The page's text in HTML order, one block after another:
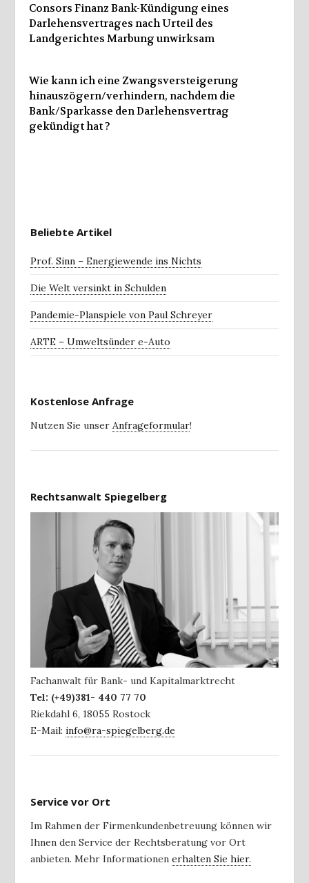
Consors Finanz Bank-Kündigung eines
Darlehensvertrages nach Urteil des
Landgerichtes Marbung unwirksam
Wie kann ich eine Zwangsversteigerung
hinauszögern/verhindern, nachdem die
Bank/Sparkasse den Darlehensvertrag
gekündigt hat ?
Beliebte Artikel
Prof. Sinn – Energiewende ins Nichts
Die Welt versinkt in Schulden
Pandemie-Planspiele von Paul Schreyer
ARTE – Umweltsünder e-Auto
Kostenlose Anfrage
Nutzen Sie unser Anfrageformular!
Rechtsanwalt Spiegelberg
Fachanwalt für Bank- und Kapitalmarktrecht
Tel: (+49)381- 440 77 70
Riekdahl 6, 18055 Rostock
E-Mail: info@ra-spiegelberg.de
Service vor Ort
Im Rahmen der Firmenkundenbetreuung können wir
Ihnen den Service der Rechtsberatung vor Ort
anbieten. Mehr Informationen erhalten Sie hier.